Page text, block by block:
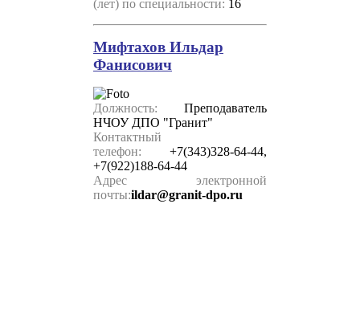
(лет) по специальности: 16
Мифтахов Ильдар
Фанисович
Должность:
Преподаватель
НЧОУ ДПО "Гранит"
Контактный
телефон:
+7(343)328-64-44,
+7(922)188-64-44
Адрес электронной
почты:ildar@granit-dpo.ru